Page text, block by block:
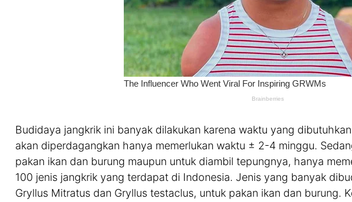
Budidaya jangkrik ini banyak dilakukan karena waktu yang
akan diperdagangkan hanya memerlukan waktu ± 2-4 minggu.
pakan ikan dan burung maupun untuk diambil tepungnya, hanya
100 jenis jangkrik yang terdapat di Indonesia. Jenis yang banyak
Gryllus Mitratus dan Gryllus testaclus, untuk pakan ikan dan burung.